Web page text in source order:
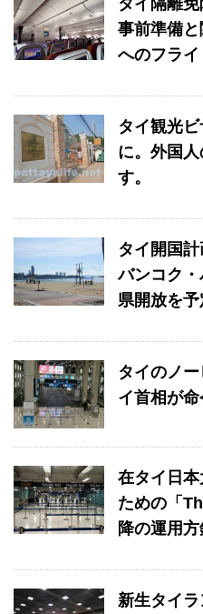
タイ隔離免
事前準備
へのフライ
タイ観光
に。外国
す。
タイ開国
バンコク
県開放を予
タイのノ
イ首相が命
在タイ日
ための「
降の運用
新生タイ